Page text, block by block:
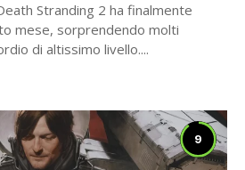
Stranding 2 ha finalmente
mese, sorprendendo molti
di altissimo livello....
9